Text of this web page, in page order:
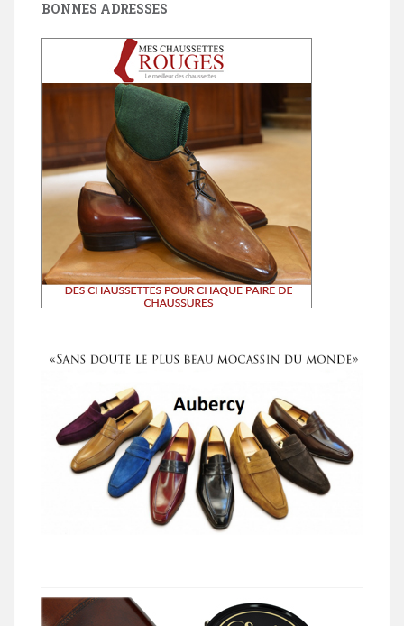
BONNES ADRESSES